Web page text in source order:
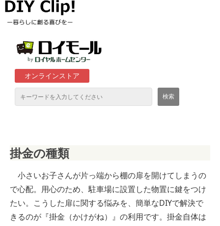
オンラインストア
ロイヤルホームセンター店舗
掛金の種類
小さいお子さんが片っ端から棚の扉を開けてしまうの
で心配。用心のため、駐車場に設置した物置に鍵をつけ
たい。こうした扉に関する悩みを、簡単なDIYで解決で
きるのが『掛金（かけがね）』の利用です。掛金自体は